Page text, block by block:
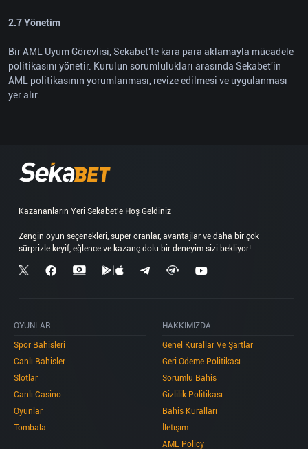
2.7 Yönetim
Bir AML Uyum Görevlisi, Sekabet'te kara para aklamayla mücadele
politikasını yönetir. Kurulun sorumlulukları arasında Sekabet'in
AML politikasının yorumlanması, revize edilmesi ve uygulanması
yer alır.
Kazananların Yeri Sekabet'e Hoş Geldiniz
Zengin oyun seçenekleri, süper oranlar, avantajlar ve daha bir çok
OYUNLAR
Spor Bahisleri
Canlı Bahisler
Slotlar
Canlı Casino
Oyunlar
Tombala
HAKKIMIZDA
Genel Kurallar Ve Şartlar
Geri Ödeme Politikası
Sorumlu Bahis
Gizlilik Politikası
Bahis Kuralları
İletişim
AML Policy